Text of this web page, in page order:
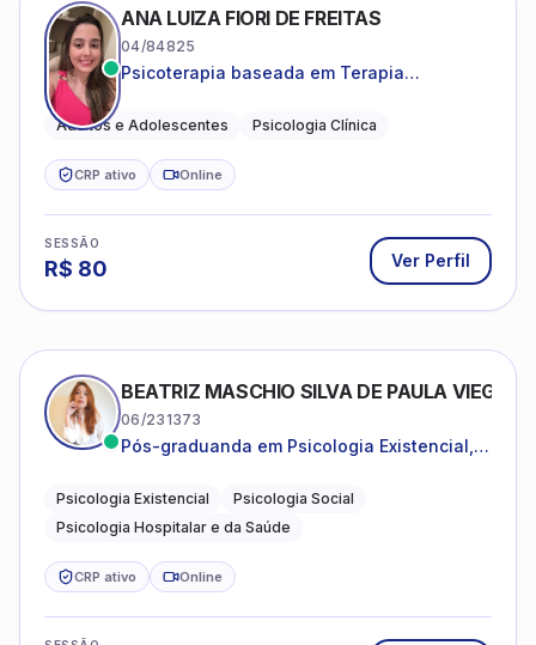
ANA LUIZA FIORI DE FREITAS
04/84825
Psicoterapia baseada em Terapia
Adultos e Adolescentes Psicologia Clínica
CRP ativo Online
SESSÃO
R$ 80 Ver Perfil
BEATRIZ MASCHIO SILVA DE PAULA VIEGAS
06/231373
Pós-graduanda em Psicologia Existencial,
da Saúde.
Psicologia Existencial
Psicologia Social
Psicologia Hospitalar e da Saúde
CRP ativo Online